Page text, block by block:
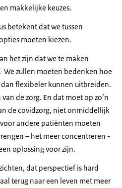
makkelijke keuzes.
betekent dat we tussen
moeten kiezen.
het zijn dat we te maken
zullen moeten bedenken hoe
flexibeler kunnen uitbreiden.
de zorg. En dat moet op zo’n
de covidzorg, niet onmiddellijk
andere patiënten moeten
– het meer concentreren -
oplossing voor zijn.
dat perspectief is hard
terug naar een leven met meer